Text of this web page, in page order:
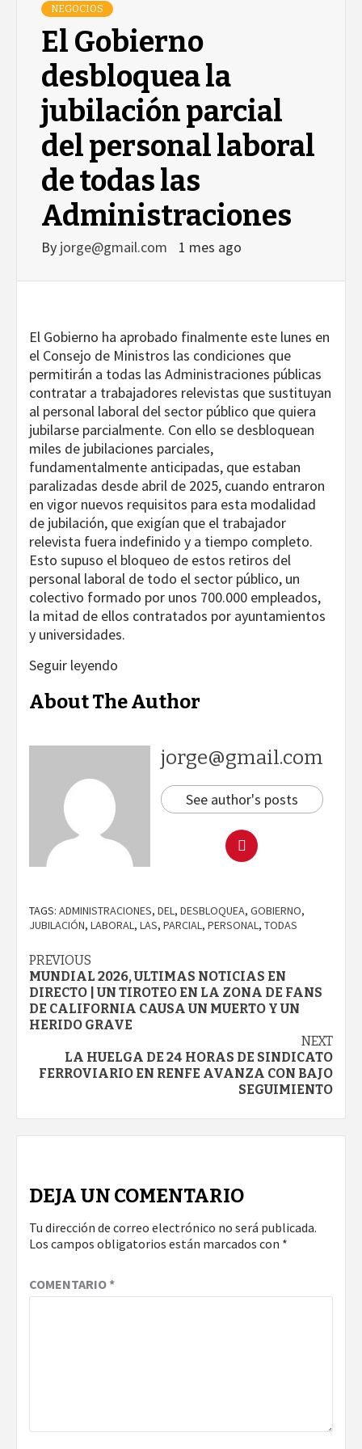
NEGOCIOS
El Gobierno
desbloquea la
jubilación parcial
del personal laboral
de todas las
Administraciones
By jorge@gmail.com 1 mes ago
El Gobierno ha aprobado finalmente este lunes en
el Consejo de Ministros las condiciones que
permitirán a todas las Administraciones públicas
contratar a trabajadores relevistas que sustituyan
al personal laboral del sector público que quiera
jubilarse parcialmente. Con ello se desbloquean
miles de jubilaciones parciales,
fundamentalmente anticipadas, que estaban
paralizadas desde abril de 2025, cuando entraron
en vigor nuevos requisitos para esta modalidad
de jubilación, que exigían que el trabajador
relevista fuera indefinido y a tiempo completo.
Esto supuso el bloqueo de estos retiros del
personal laboral de todo el sector público, un
colectivo formado por unos 700.000 empleados,
la mitad de ellos contratados por ayuntamientos
y universidades.
Seguir leyendo
About The Author
jorge@gmail.com
See author's posts
TAGS: ADMINISTRACIONES, DEL, DESBLOQUEA, GOBIERNO,
JUBILACIÓN, LABORAL, LAS, PARCIAL, PERSONAL, TODAS
Continue
Reading
PREVIOUS
MUNDIAL 2026, ULTIMAS NOTICIAS EN
DIRECTO | UN TIROTEO EN LA ZONA DE FANS
DE CALIFORNIA CAUSA UN MUERTO Y UN
HERIDO GRAVE
NEXT
LA HUELGA DE 24 HORAS DE SINDICATO
FERROVIARIO EN RENFE AVANZA CON BAJO
SEGUIMIENTO
DEJA UN COMENTARIO
Tu dirección de correo electrónico no será publicada.
Los campos obligatorios están marcados con *
COMENTARIO*